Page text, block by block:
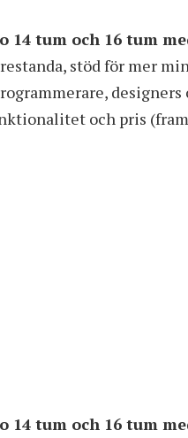
14 tum och 16 tum
stöd för mer
och pris
14 tum och 16 tum